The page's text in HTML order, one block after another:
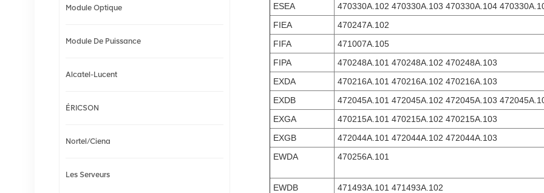
ESEA 470330A.102 470330A.103 470330A.104
FIEA
470247A.102
FIFA
471007A.105
FIPA
470248A.101 470248A.102 470248A.103
EXDA
470216A.101 470216A.102 470216A.103
EXDB
472045A.101 472045A.102 472045A.103
EXGA
470215A.101 470215A.102 470215A.103
EXGB
472044A.101 472044A.102 472044A.103
EWDA
470256A.101
EWDB
471493A.101 471493A.102
Module Optique
Module De Puissance
Alcatel-Lucent
ÉRICSON
Nortel/Ciena
Les Serveurs